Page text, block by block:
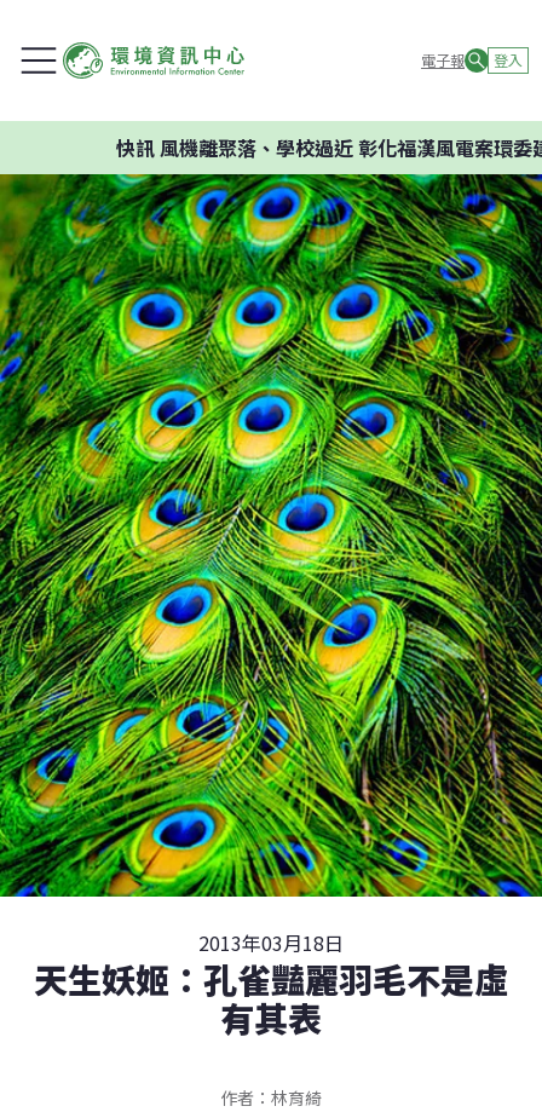
電子報 登入
風機離聚落、學校過近 彰化福漢風電案環委建議不
2013年03月18日
天生妖姬：孔雀豔麗羽毛不是虛
有其表
作者：林育綺